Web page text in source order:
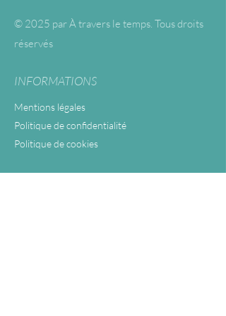
© 2025 par À travers le temps. Tous droits
réservés
INFORMATIONS
Mentions légales
Politique de confidentialité
Politique de cookies